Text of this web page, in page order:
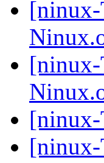
[ninux-
[ninux-